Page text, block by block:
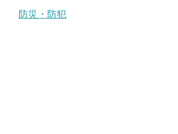
防災・防犯